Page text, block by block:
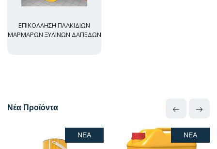
ΕΠΙΚΟΛΛΗΣΗ ΠΛΑΚΙΔΙΩΝ
ΜΑΡΜΑΡΩΝ ΞΥΛΙΝΩΝ ΔΑΠΕΔΩΝ
Νέα Προϊόντα
ΝΕΑ ΝΕΑ